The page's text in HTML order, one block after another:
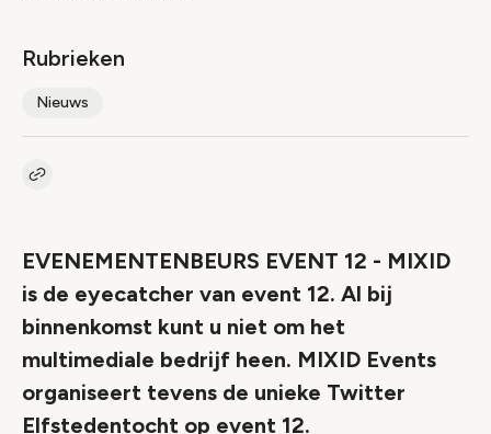
Rubrieken
Nieuws
Kopieer link naar artikel
EVENEMENTENBEURS EVENT 12 - MIXID
is de eyecatcher van event 12. Al bij
binnenkomst kunt u niet om het
multimediale bedrijf heen. MIXID Events
organiseert tevens de unieke Twitter
Elfstedentocht op event 12.